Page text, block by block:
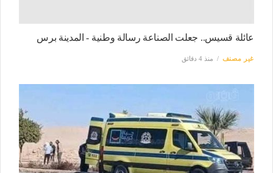
عائلة قسيس.. جعلت الصناعة رسالة وطنية - المدينة برس
غير مصنف منذ 4 دقائق